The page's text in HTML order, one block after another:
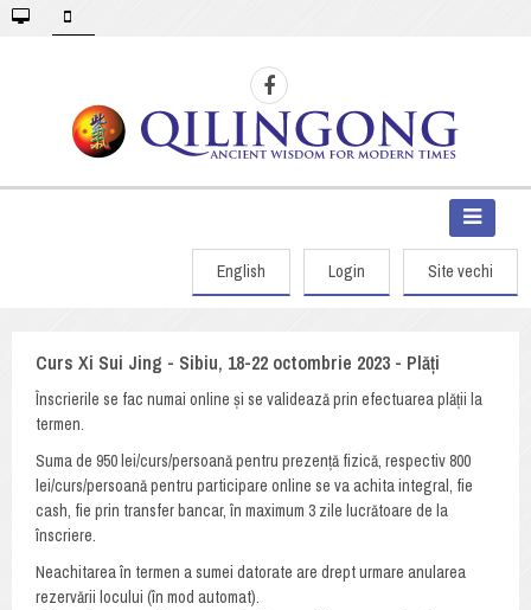
English Login Site vechi
Curs Xi Sui Jing - Sibiu, 18-22 octombrie 2023 - Plăți
Înscrierile se fac numai online și se validează prin efectuarea plății la
termen.
Suma de 950 lei/curs/persoană pentru prezență fizică, respectiv 800
lei/curs/persoană pentru participare online se va achita integral, fie
cash, fie prin transfer bancar, în maximum 3 zile lucrătoare de la
înscriere.
Neachitarea în termen a sumei datorate are drept urmare anularea
rezervării locului (în mod automat).